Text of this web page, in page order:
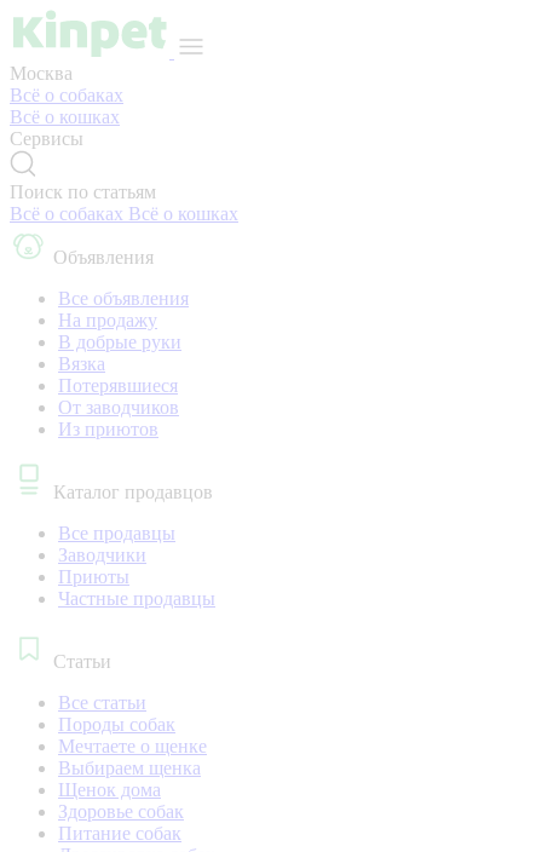
Москва
Всё о собаках
Всё о кошках
Сервисы
Поиск по статьям
Всё о собаках Всё о кошках
Объявления
Все объявления
На продажу
В добрые руки
Вязка
Потерявшиеся
От заводчиков
Из приютов
Каталог продавцов
Все продавцы
Заводчики
Приюты
Частные продавцы
Статьи
Все статьи
Породы собак
Мечтаете о щенке
Выбираем щенка
Щенок дома
Здоровье собак
Питание собак